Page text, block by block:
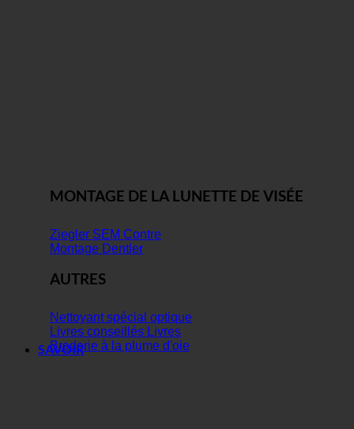
MONTAGE DE LA LUNETTE DE VISÉE
Ziegler SEM Contre
Montage Dentler
AUTRES
Nettoyant spécial optique
Livres conseillés Livres
Broderie à la plume d'oie
SAVOIR